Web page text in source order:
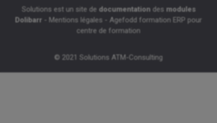
Solutions est un site de documentationdes modules
Dolibarr - Mentions légales - Agefodd formation ERP pour
centre de formation
© 2021 Solutions ATM-Consulting